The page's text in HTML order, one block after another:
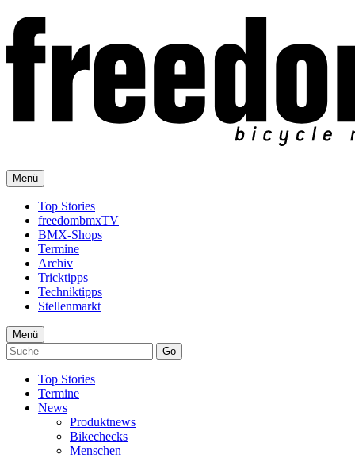
Menü
Top Stories
freedombmxTV
BMX-Shops
Termine
Archiv
Tricktipps
Techniktipps
Stellenmarkt
Menü
Go
Top Stories
Termine
News
Produktnews
Bikechecks
Menschen